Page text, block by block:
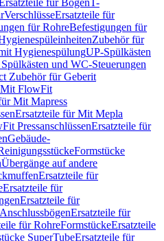
für BögenT-
VerschlüsseErsatzteile für
für RohreBefestigungen für
Zubehör für
HygienespülungUP-Spülkästen
und WC-Steuerungen
Zubehör für Geberit
Mit FlowFit
Mit Mapress
Ersatzteile für Mit Mepla
PressanschlüssenErsatzteile für
Gebäude-
Formstücke
Übergänge auf andere
Ersatzteile für
Ersatzteile für
Ersatzteile für
AnschlussbögenErsatzteile für
für RohreFormstückeErsatzteile
SuperTubeErsatzteile für